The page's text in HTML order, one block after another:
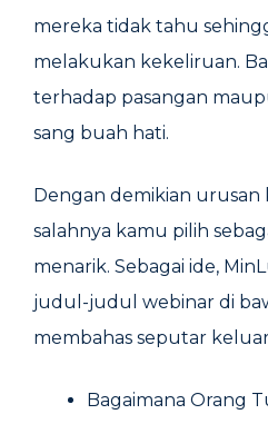
mereka tidak tahu
melakukan kekeliruan.
terhadap pasangan
sang buah hati.
Dengan demikian urusan
salahnya kamu pilih
menarik. Sebagai ide,
judul-judul webinar di
membahas seputar
Bagaimana Orang